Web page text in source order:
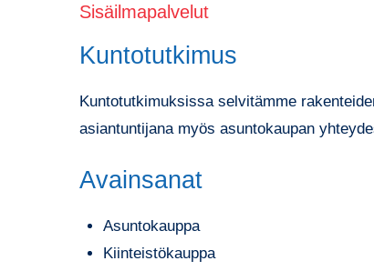
Sisäilmapalvelut
Kuntotutkimus
Kuntotutkimuksissa selvitämme
asiantuntijana myös asuntokaupan
Avainsanat
Asuntokauppa
Kiinteistökauppa